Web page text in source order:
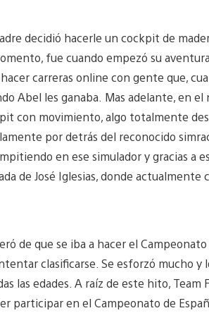
decidió hacerle un cockpit de
fue cuando empezó su
carreras online con gente que,
Abel les ganaba. Mas adelante, en
con movimiento, algo totalmente
por detrás del reconocido
en ese simulador y gracias a
de José Iglesias, donde
de que se iba a hacer el Campeonato
clasificarse. Se esforzó mucho y
las edades. A raíz de este hito,
participar en el Campeonato de